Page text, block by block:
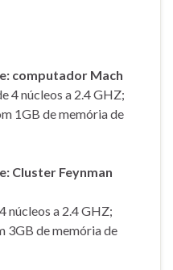
computador Mach
4 núcleos a 2.4 GHZ;
1GB de memória de
Cluster Feynman
núcleos a 2.4 GHZ;
3GB de memória de